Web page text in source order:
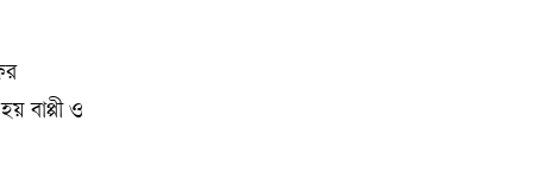
বাপ্পী ও